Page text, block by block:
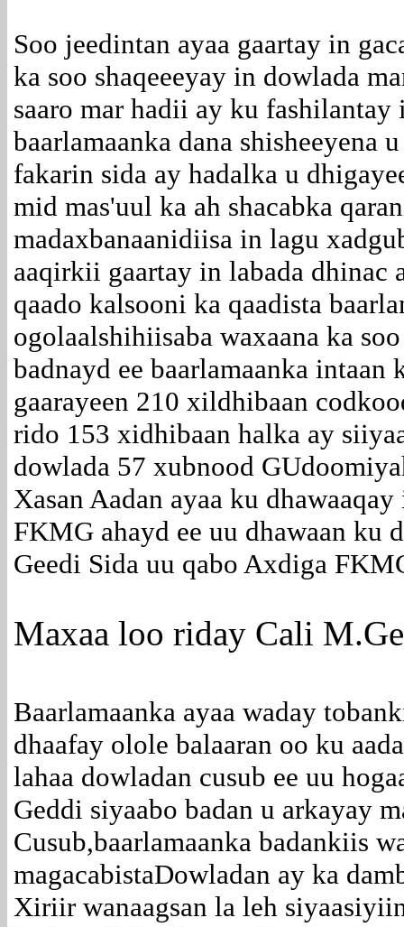
Soo jeedintan ayaa gaartay in
ka soo shaqeeeyay in dowlada
saaro mar hadii ay ku fashilantay
baarlamaanka dana shisheeyena
fakarin sida ay hadalka u
mid mas'uul ka ah shacabka
madaxbanaanidiisa in lagu
aaqirkii gaartay in labada dhinac
qaado kalsooni ka qaadista
ogolaalshihiisaba waxaana ka
badnayd ee baarlamaanka
gaarayeen 210 xildhibaan
rido 153 xidhibaan halka ay
dowlada 57 xubnood
Xasan Aadan ayaa ku
FKMG ahayd ee uu dhawaan ku
Geedi Sida uu qabo Axdiga
Maxaa loo riday Cali
Baarlamaanka ayaa waday
dhaafay olole balaaran oo ku
lahaa dowladan cusub ee uu
Geddi siyaabo badan u arkayay
Cusub,baarlamaanka badankiis
magacabistaDowladan ay ka
Xiriir wanaagsan la leh